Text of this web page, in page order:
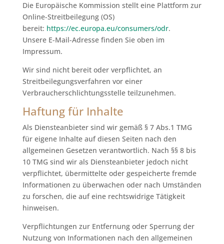
Die Europäische Kommission stellt eine Plattform zur
Online-Streitbeilegung (OS)
bereit: https://ec.europa.eu/consumers/odr.
Unsere E-Mail-Adresse finden Sie oben im
Impressum.
Wir sind nicht bereit oder verpflichtet, an
Streitbeilegungsverfahren vor einer
Verbraucherschlichtungsstelle teilzunehmen.
Haftung für Inhalte
Als Diensteanbieter sind wir gemäß § 7 Abs.1 TMG
für eigene Inhalte auf diesen Seiten nach den
allgemeinen Gesetzen verantwortlich. Nach §§ 8 bis
10 TMG sind wir als Diensteanbieter jedoch nicht
verpflichtet, übermittelte oder gespeicherte fremde
Informationen zu überwachen oder nach Umständen
zu forschen, die auf eine rechtswidrige Tätigkeit
hinweisen.
Verpflichtungen zur Entfernung oder Sperrung der
Nutzung von Informationen nach den allgemeinen